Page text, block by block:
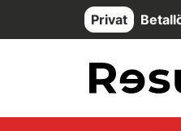
Hoppa till huvudinnehåll
Privat